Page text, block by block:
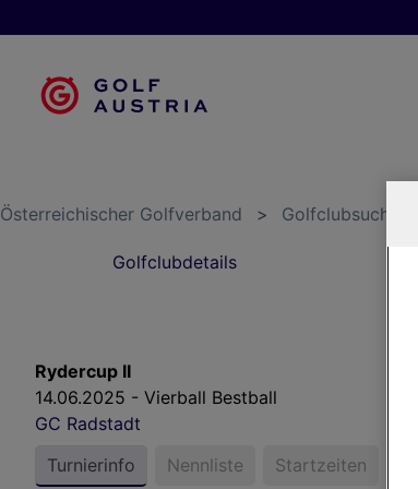
Österreichischer Golfverband > Golfclubsuche
Golfclubdetails
Rydercup II
14.06.2025 - Vierball Bestball
GC Radstadt
Turnierinfo
Nennliste Startzeiten